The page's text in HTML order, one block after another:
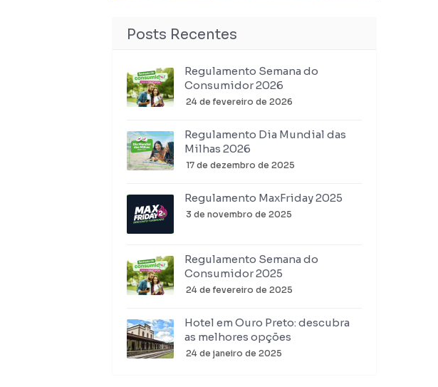
Posts Recentes
Regulamento Semana do
Consumidor 2026
24 de fevereiro de 2026
Regulamento Dia Mundial das
Milhas 2026
17 de dezembro de 2025
Regulamento MaxFriday 2025
3 de novembro de 2025
Regulamento Semana do
Consumidor 2025
24 de fevereiro de 2025
Hotel em Ouro Preto: descubra
as melhores opções
24 de janeiro de 2025